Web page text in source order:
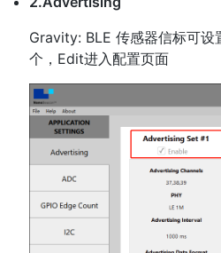
Gravity: BLE 传感器信标可设
个，Edit进入配置页面